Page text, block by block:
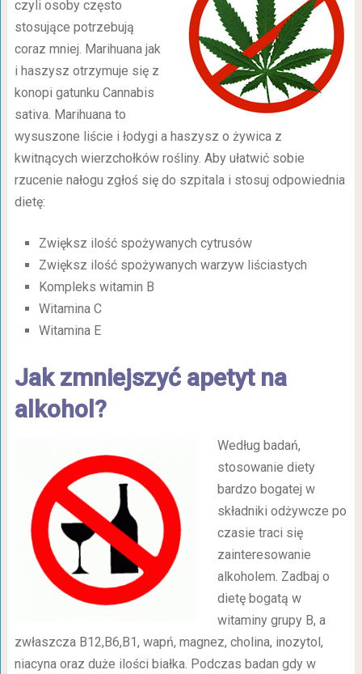
czyli osoby często
stosujące potrzebują
coraz mniej. Marihuana jak
i haszysz otrzymuje się z
konopi gatunku Cannabis
sativa. Marihuana to
wysuszone liście i łodygi a haszysz o żywica z
kwitnących wierzchołków rośliny. Aby ułatwić sobie
rzucenie nałogu zgłoś się do szpitala i stosuj odpowiednia
dietę:
Zwiększ ilość spożywanych cytrusów
Zwiększ ilość spożywanych warzyw liściastych
Kompleks witamin B
Witamina C
Witamina E
Jak zmniejszyć apetyt na
alkohol?
Według badań,
stosowanie diety
bardzo bogatej w
składniki odżywcze po
czasie traci się
zainteresowanie
alkoholem. Zadbaj o
dietę bogatą w
witaminy grupy B, a
zwłaszcza B12,B6,B1, wapń, magnez, cholina, inozytol,
niacyna oraz duże ilości białka. Podczas badan gdy w